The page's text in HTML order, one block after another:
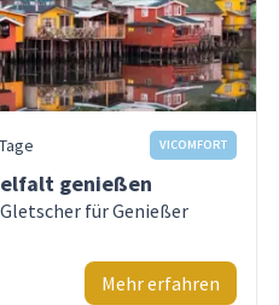
VICOMFORT
genießen
für Genießer
Mehr erfahren